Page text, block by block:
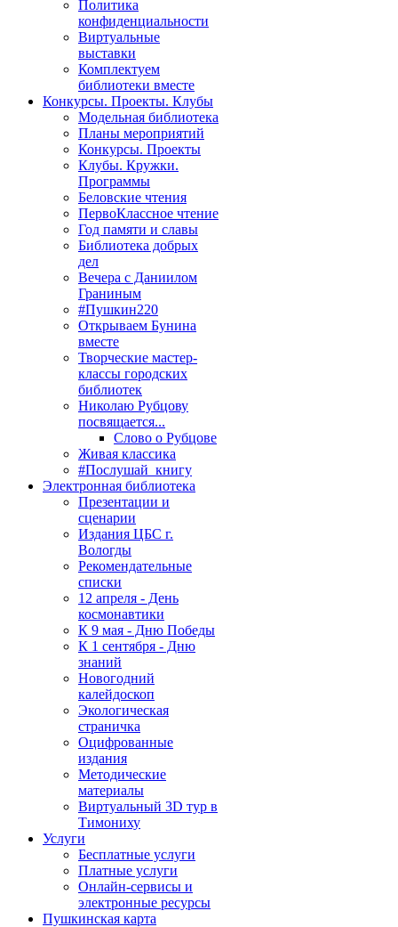
Политика
конфиденциальности
Виртуальные
выставки
Комплектуем
библиотеки вместе
Конкурсы. Проекты. Клубы
Модельная библиотека
Планы мероприятий
Конкурсы. Проекты
Клубы. Кружки.
Программы
Беловские чтения
ПервоКлассное чтение
Год памяти и славы
Библиотека добрых
дел
Вечера с Даниилом
Граниным
#Пушкин220
Открываем Бунина
вместе
Творческие мастер-
классы городских
библиотек
Николаю Рубцову
посвящается...
Слово о Рубцове
Живая классика
#Послушай_книгу
Электронная библиотека
Презентации и
сценарии
Издания ЦБС г.
Вологды
Рекомендательные
списки
12 апреля - День
космонавтики
К 9 мая - Дню Победы
К 1 сентября - Дню
знаний
Новогодний
калейдоскоп
Экологическая
страничка
Оцифрованные
издания
Методические
материалы
Виртуальный 3D тур в
Тимониху
Услуги
Бесплатные услуги
Платные услуги
Онлайн-сервисы и
электронные ресурсы
Пушкинская карта